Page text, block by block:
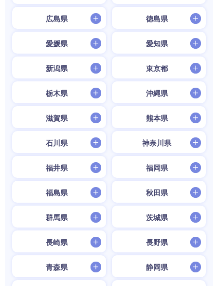
広島県 徳島県
愛媛県 愛知県
新潟県 東京都
栃木県 沖縄県
滋賀県 熊本県
石川県 神奈川県
福井県 福岡県
福島県 秋田県
群馬県 茨城県
長崎県 長野県
青森県 静岡県